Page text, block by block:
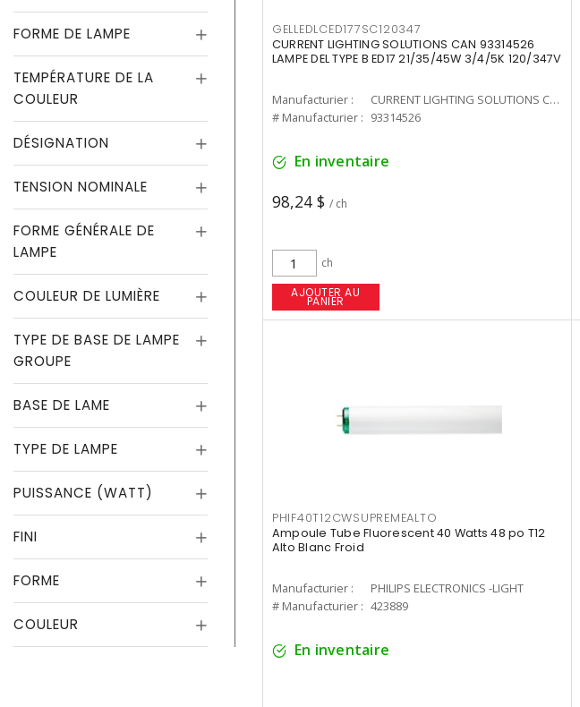
FORME DE LAMPE
TEMPÉRATURE DE LA
COULEUR
DÉSIGNATION
TENSION NOMINALE
FORME GÉNÉRALE DE
LAMPE
COULEUR DE LUMIÈRE
TYPE DE BASE DE LAMPE
GROUPE
BASE DE LAME
TYPE DE LAMPE
PUISSANCE (WATT)
FINI
FORME
COULEUR
GELLEDLCED177SC120347
CURRENT LIGHTING SOLUTIONS CAN 93314526
LAMPE DEL TYPE B ED17 21/35/45W 3/4/5K 120/347V
Manufacturier :
CURRENT LIGHTING SOLUTIONS CAN
# Manufacturier : 93314526
En inventaire
98,24 $ / ch
ch
AJOUTER AU
PANIER
PHIF40T12CWSUPREMEALTO
Ampoule Tube Fluorescent 40 Watts 48 po T12
Alto Blanc Froid
Manufacturier :
PHILIPS ELECTRONICS -LIGHT
# Manufacturier : 423889
En inventaire